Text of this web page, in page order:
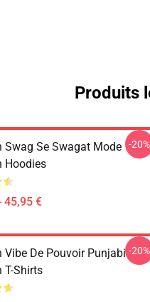
Produits
Swag Se Swagat Mode
Hoodies
45,95 €
-20%
Vibe De Pouvoir Punjabi
T-Shirts
-20%